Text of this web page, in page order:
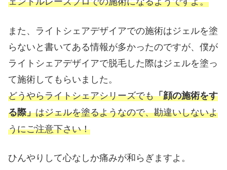
また、ライトシェアデザイアでの施術はジェルを塗
らないと書いてある情報が多かったのですが、僕が
ライトシェアデザイアで脱毛した際はジェルを塗っ
て施術してもらいました。
どうやらライトシェアシリーズでも「顔の施術をす
る際」はジェルを塗るようなので、勘違いしないよ
うにご注意下さい！
ひんやりして心なしか痛みが和らぎますよ。